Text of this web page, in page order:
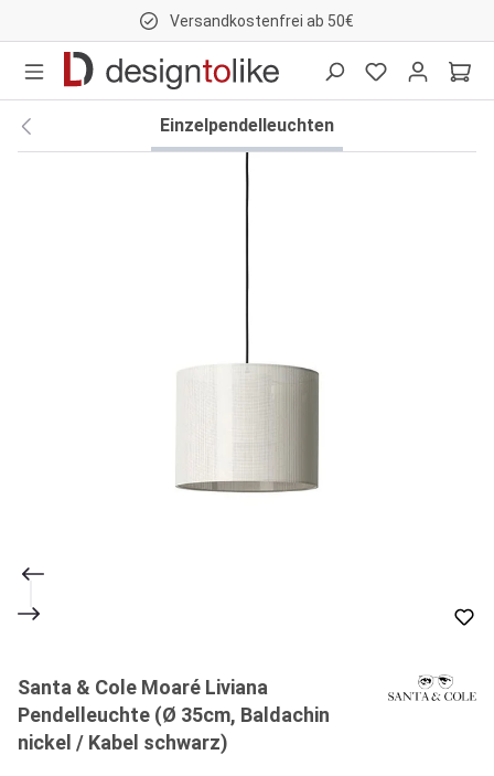
Versandkostenfrei ab 50€
Einzelpendelleuchten
Santa & Cole Moaré Liviana
Pendelleuchte (Ø 35cm, Baldachin
nickel / Kabel schwarz)